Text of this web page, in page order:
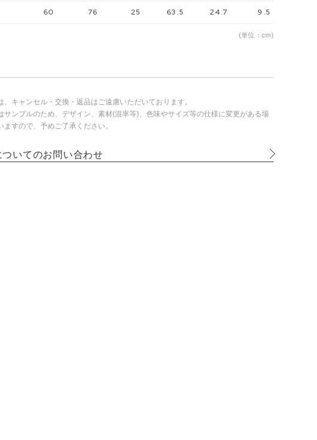
60 76 25 63.5 24.7 9.5
(単位：cm)
キャンセル・交換・返品はご遠慮いただいております。
ンプルのため、デザイン、素材(混率等)、色味やサイズ等の仕様に変更がある場
ますので、予めご了承ください。
ついてのお問い合わせ